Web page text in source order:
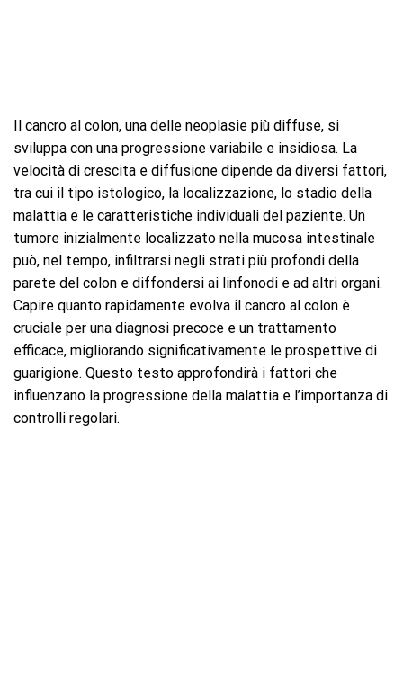
Il cancro al colon, una delle neoplasie più diffuse, si
sviluppa con una progressione variabile e insidiosa. La
velocità di crescita e diffusione dipende da diversi fattori,
tra cui il tipo istologico, la localizzazione, lo stadio della
malattia e le caratteristiche individuali del paziente. Un
tumore inizialmente localizzato nella mucosa intestinale
può, nel tempo, infiltrarsi negli strati più profondi della
parete del colon e diffondersi ai linfonodi e ad altri organi.
Capire quanto rapidamente evolva il cancro al colon è
cruciale per una diagnosi precoce e un trattamento
efficace, migliorando significativamente le prospettive di
guarigione. Questo testo approfondirà i fattori che
influenzano la progressione della malattia e l’importanza di
controlli regolari.